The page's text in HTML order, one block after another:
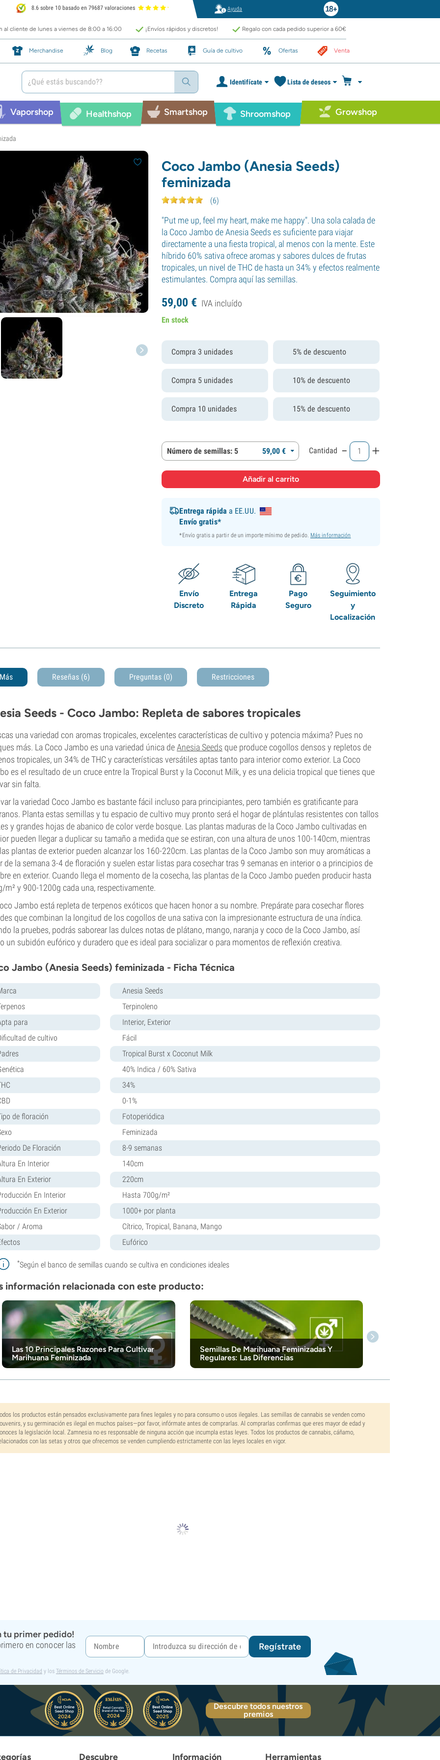
8.6 sobre 10 basado en 79687 valoraciones Ayuda
al cliente de lunes a viernes de 8:00 a 16:00 ¡Envíos rápidos y discretos! Regalo con cada pedido superior a 60€
Merchandise Blog Recetas Guía de cultivo Ofertas Venta
Identifícate Lista de deseos
Vaporshop Healthshop Smartshop Shroomshop Growshop
Coco Jambo (Anesia Seeds)
feminizada
(6)
"Put me up, feel my heart, make me happy". Una sola calada de
la Coco Jambo de Anesia Seeds es suficiente para viajar
directamente a una fiesta tropical, al menos con la mente. Este
híbrido 60% sativa ofrece aromas y sabores dulces de frutas
tropicales, un nivel de THC de hasta un 34% y efectos realmente
estimulantes. Compra aquí las semillas.
59,00 € IVA incluído
En stock
Compra 3 unidades 5% de descuento
Compra 5 unidades 10% de descuento
Compra 10 unidades 15% de descuento
Número de semillas: 5 59,00 € Cantidad - +
Entrega rápida a EE.UU.
Envío gratis*
*Envío gratis a partir de un importe mínimo de pedido. Más información
Envío
Discreto
Entrega
Rápida
Pago
Seguro
Seguimiento
y
Localización
Más Reseñas (6) Preguntas (0) Restricciones
Seeds - Coco Jambo: Repleta de sabores tropicales
una variedad con aromas tropicales, excelentes características de cultivo y potencia máxima? Pues no
más. La Coco Jambo es una variedad única deAnesia Seeds que produce cogollos densos y repletos de
tropicales, un 34% de THC y características versátiles aptas tanto para interior como exterior. La Coco
es el resultado de un cruce entre la Tropical Burst y la Coconut Milk, y es una delicia tropical que tienes que
sin falta.
la variedad Coco Jambo es bastante fácil incluso para principiantes, pero también es gratificante para
Planta estas semillas y tu espacio de cultivo muy pronto será el hogar de plántulas resistentes con tallos
y grandes hojas de abanico de color verde bosque. Las plantas maduras de la Coco Jambo cultivadas en
pueden llegar a duplicar su tamaño a medida que se estiran, con una altura de unos 100-140cm, mientras
plantas de exterior pueden alcanzar los 160-220cm. Las plantas de la Coco Jambo son muy aromáticas a
de la semana 3-4 de floración y suelen estar listas para cosechar tras 9 semanas en interior o a principios de
en exterior. Cuando llega el momento de la cosecha, las plantas de la Coco Jambo pueden producir hasta
m² y 900-1200g cada una, respectivamente.
Jambo está repleta de terpenos exóticos que hacen honor a su nombre. Prepárate para cosechar flores
que combinan la longitud de los cogollos de una sativa con la impresionante estructura de una índica.
la pruebes, podrás saborear las dulces notas de plátano, mango, naranja y coco de la Coco Jambo, así
un subidón eufórico y duradero que es ideal para socializar o para momentos de reflexión creativa.
Jambo (Anesia Seeds) feminizada - Ficha Técnica
Anesia Seeds
Terpinoleno
para
Interior, Exterior
de cultivo
Fácil
Tropical Burst x Coconut Milk
40% Indica / 60% Sativa
34%
0-1%
de floración
Fotoperiódica
Feminizada
De Floración
8-9 semanas
En Interior
140cm
En Exterior
220cm
En Interior
Hasta 700g/m²
En Exterior
1000+ por planta
/ Aroma
Cítrico, Tropical, Banana, Mango
Eufórico
*Según el banco de semillas cuando se cultiva en condiciones ideales
información relacionada con este producto:
Las 10 Principales Razones Para Cultivar
Marihuana Feminizada
Semillas De Marihuana Feminizadas Y
Regulares: Las Diferencias
los productos están pensados exclusivamente para fines legales y no para consumo o usos ilegales. Las semillas de cannabis se venden como
y su germinación es ilegal en muchos países—por favor, infórmate antes de comprarlas. Al comprarlas confirmas que eres mayor de edad y
la legislación local. Zamnesia no es responsable de ninguna acción que incumpla estas leyes. Todos los productos de cannabis, cáñamo,
con las setas y otros que ofrecemos se venden cumpliendo estrictamente con las leyes locales en vigor.
tu primer pedido!
en conocer las
Regístrate
de Privacidad y los Términos de Servicio de Google.
Descubre todos nuestros
premios
Descubre Información Herramientas